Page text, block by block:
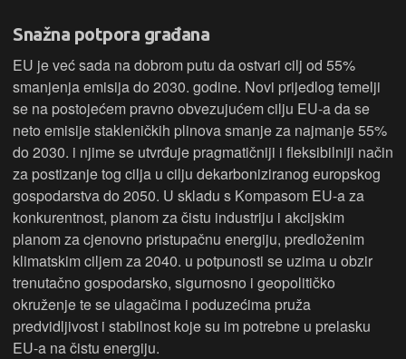
Snažna potpora građana
EU je već sada na dobrom putu da ostvari cilj od 55%
smanjenja emisija do 2030. godine. Novi prijedlog temelji
se na postojećem pravno obvezujućem cilju EU-a da se
neto emisije stakleničkih plinova smanje za najmanje 55%
do 2030. i njime se utvrđuje pragmatičniji i fleksibilniji način
za postizanje tog cilja u cilju dekarboniziranog europskog
gospodarstva do 2050. U skladu s Kompasom EU-a za
konkurentnost, planom za čistu industriju i akcijskim
planom za cjenovno pristupačnu energiju, predloženim
klimatskim ciljem za 2040. u potpunosti se uzima u obzir
trenutačno gospodarsko, sigurnosno i geopolitičko
okruženje te se ulagačima i poduzećima pruža
predvidljivost i stabilnost koje su im potrebne u prelasku
EU-a na čistu energiju.